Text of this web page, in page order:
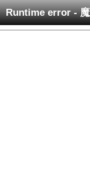
Runtime error -